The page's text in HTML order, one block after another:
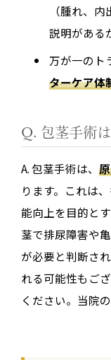
（腫れ、
説明がある
万が一のト
ターケア体
Q. 包茎手術
A. 包茎手術は、
ります。これは
能向上を目的と
茎で排尿障害や
が必要と判断さ
れる可能性もご
ください。当院